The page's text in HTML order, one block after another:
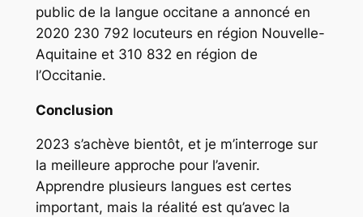
public de la langue occitane a annoncé en
2020 230 792 locuteurs en région Nouvelle-
Aquitaine et 310 832 en région de
l’Occitanie.
Conclusion
2023 s’achève bientôt, et je m’interroge sur
la meilleure approche pour l’avenir.
Apprendre plusieurs langues est certes
important, mais la réalité est qu’avec la